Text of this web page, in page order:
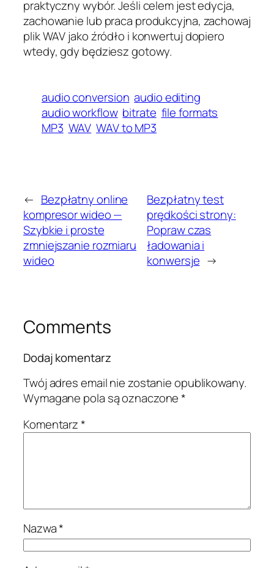
praktyczny wybór. Jeśli celem jest edycja,
zachowanie lub praca produkcyjna, zachowaj
plik WAV jako źródło i konwertuj dopiero
wtedy, gdy będziesz gotowy.
audio conversion audio editing
audio workflow bitrate file formats
MP3 WAV WAV to MP3
← Bezpłatny online
kompresor wideo —
Szybkie i proste
zmniejszanie rozmiaru
wideo
Bezpłatny test
prędkości strony:
Popraw czas
ładowania i
konwersje →
Comments
Dodaj komentarz
Twój adres email nie zostanie opublikowany.
Wymagane pola są oznaczone*
Komentarz*
Nazwa*